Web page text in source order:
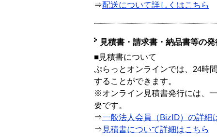
⇒配送について詳しくはこちら
見積書・請求書・納品書等の
■見積書について
ぷらっとオンラインでは、24時
することができます。
※オンライン見積書発行には、
要です。
⇒一般法人会員（BizID）の詳細
⇒ 見積書について詳細はこちら